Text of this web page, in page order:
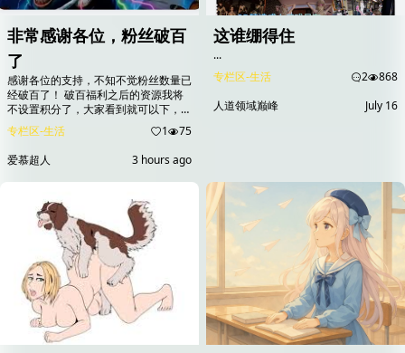
非常感谢各位，粉丝破百
了
感谢各位的支持，不知不觉粉丝数量已
经破百了！ 破百福利之后的资源我将
不设置积分了，大家看到就可以下，点
个关注点赞就行，积分够多了 之后还
会给大家分享更多黄油❤️...
专栏区-生活 1
75
爱慕超人
3 hours ago
这谁绷得住
...
专栏区-生活
2
868
人道领域巅峰
July 16